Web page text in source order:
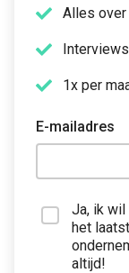
Alles over
1x per
E-mailadres
Ja, ik
het
altijd!